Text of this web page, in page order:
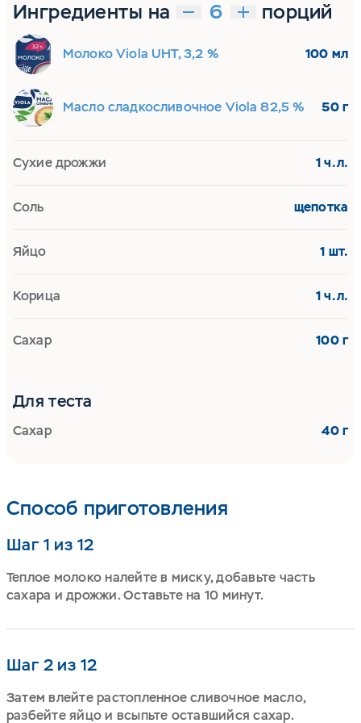
Способ приготовления
Шаг 1 из 12
Теплое молоко налейте в миску, добавьте часть
сахара и дрожжи. Оставьте на 10 минут.
Шаг 2 из 12
Затем влейте растопленное сливочное масло,
разбейте яйцо и всыпьте оставшийся сахар.
Ингредиенты на порций
Молоко Viola UHT, 3,2 % 100 мл
Масло сладкосливочное Viola 82,5 % 50 г
Сухие дрожжи 1 ч.л.
Соль щепотка
Яйцо 1 шт.
Корица 1 ч.л.
Сахар 100 г
Для теста
Сахар 40 г